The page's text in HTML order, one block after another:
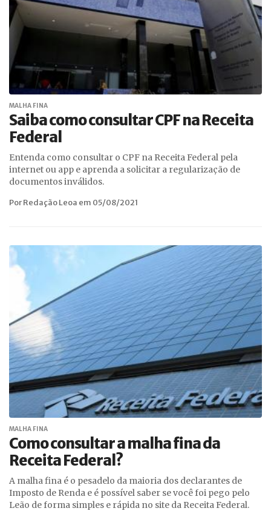
MALHA FINA
Saiba como consultar CPF na Receita
Federal
Entenda como consultar o CPF na Receita Federal pela
internet ou app e aprenda a solicitar a regularização de
documentos inválidos.
Por Redação Leoa em 05/08/2021
MALHA FINA
Como consultar a malha fina da
Receita Federal?
A malha fina é o pesadelo da maioria dos declarantes de
Imposto de Renda e é possível saber se você foi pego pelo
Leão de forma simples e rápida no site da Receita Federal.